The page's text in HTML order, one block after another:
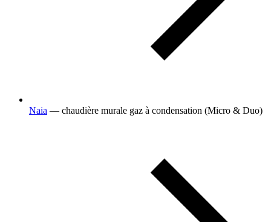
Naia — chaudière murale gaz à condensation (Micro & Duo)